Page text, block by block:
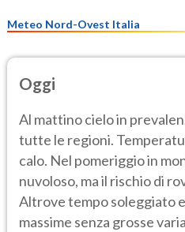
Meteo Nord-Ovest Italia
Oggi
Al mattino cielo in
tutte le regioni.
calo. Nel pomeriggio in
nuvoloso, ma il rischio di
Altrove tempo soleggiato
massime senza grosse